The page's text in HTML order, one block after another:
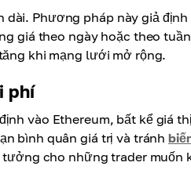
Phương pháp này giả
giá theo ngày hoặc theo
khi mạng lưới mở rộng.
phí
vào Ethereum, bất kể giá
bình quân giá trị và tránh
cho những trader muốn